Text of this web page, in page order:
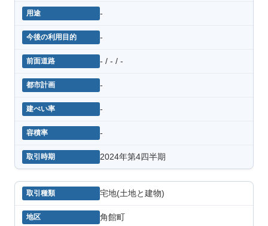
-
-
- / - / -
-
-
-
2024年第4四半期
宅地(土地と建物)
角館町